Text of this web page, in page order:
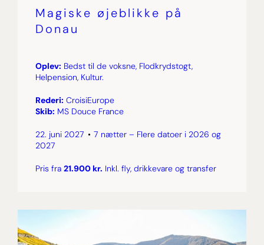
Magiske øjeblikke på
Donau
Oplev: Bedst til de voksne, Flodkrydstogt,
Helpension, Kultur.
Rederi: CroisiEurope
Skib: MS Douce France
22. juni 2027
7 nætter – Flere datoer i 2026 og
2027
Pris fra 21.900 kr. Inkl. fly, drikkevare og transfer